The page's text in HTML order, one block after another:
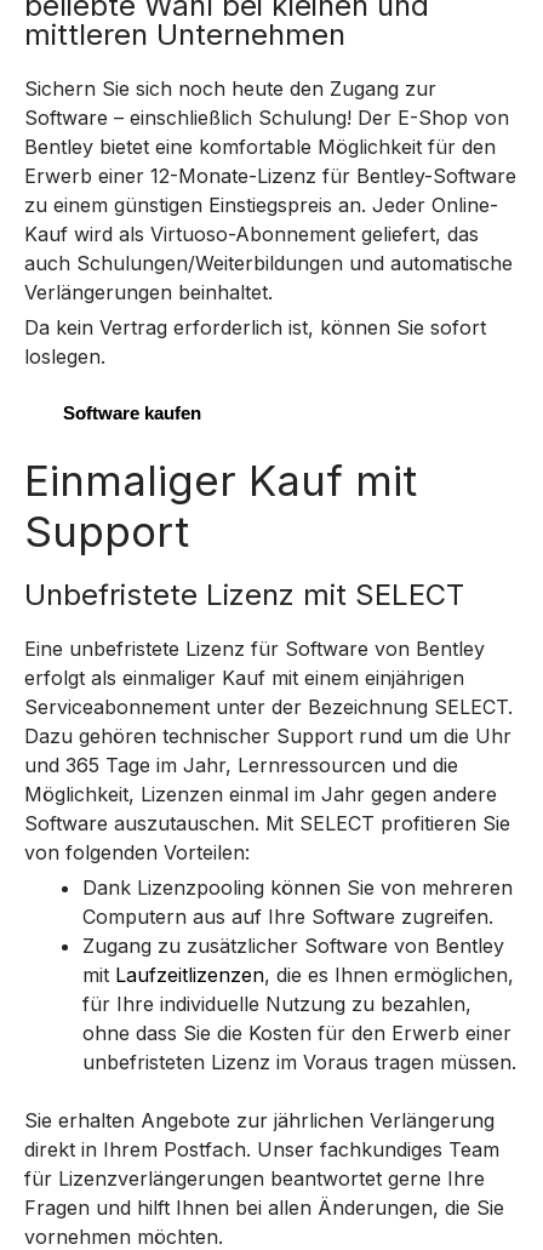
mittleren Unternehmen
Sichern Sie sich noch heute den Zugang zur
Software – einschließlich Schulung! Der E-Shop von
Bentley bietet eine komfortable Möglichkeit für den
Erwerb einer 12-Monate-Lizenz für Bentley-Software
zu einem günstigen Einstiegspreis an. Jeder Online-
Kauf wird als Virtuoso-Abonnement geliefert, das
auch Schulungen/Weiterbildungen und automatische
Verlängerungen beinhaltet.
Da kein Vertrag erforderlich ist, können Sie sofort
loslegen.
Software kaufen
Einmaliger Kauf mit
Support
Unbefristete Lizenz mit SELECT
Eine unbefristete Lizenz für Software von Bentley
erfolgt als einmaliger Kauf mit einem einjährigen
Serviceabonnement unter der Bezeichnung SELECT.
Dazu gehören technischer Support rund um die Uhr
und 365 Tage im Jahr, Lernressourcen und die
Möglichkeit, Lizenzen einmal im Jahr gegen andere
Software auszutauschen. Mit SELECT profitieren Sie
von folgenden Vorteilen:
Dank Lizenzpooling können Sie von mehreren
Computern aus auf Ihre Software zugreifen.
Zugang zu zusätzlicher Software von Bentley
mit Laufzeitlizenzen, die es Ihnen ermöglichen,
für Ihre individuelle Nutzung zu bezahlen,
ohne dass Sie die Kosten für den Erwerb einer
unbefristeten Lizenz im Voraus tragen müssen.
Sie erhalten Angebote zur jährlichen Verlängerung
direkt in Ihrem Postfach. Unser fachkundiges Team
für Lizenzverlängerungen beantwortet gerne Ihre
Fragen und hilft Ihnen bei allen Änderungen, die Sie
vornehmen möchten.